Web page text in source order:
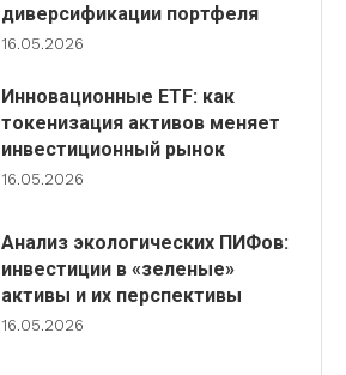
диверсификации портфеля
16.05.2026
Инновационные ETF: как
токенизация активов меняет
инвестиционный рынок
16.05.2026
Анализ экологических ПИФов:
инвестиции в «зеленые»
активы и их перспективы
16.05.2026